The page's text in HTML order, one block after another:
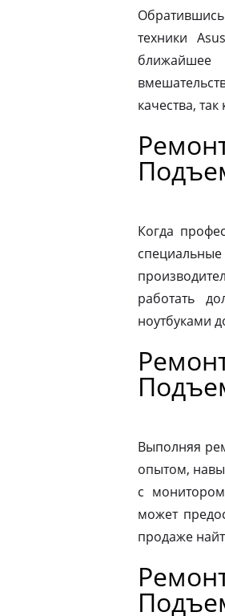
техники
качества,
Когда
работать
ноутбуками
Выполняя
опытом,
с
может
продаже